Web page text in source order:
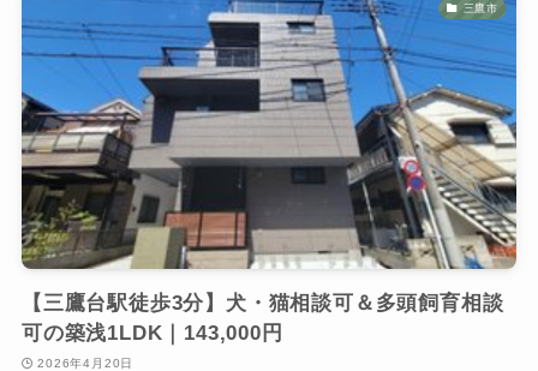
三鷹市
【三鷹台駅徒歩3分】犬・猫相談可＆多頭飼育相談
可の築浅1LDK｜143,000円
2026年4月20日